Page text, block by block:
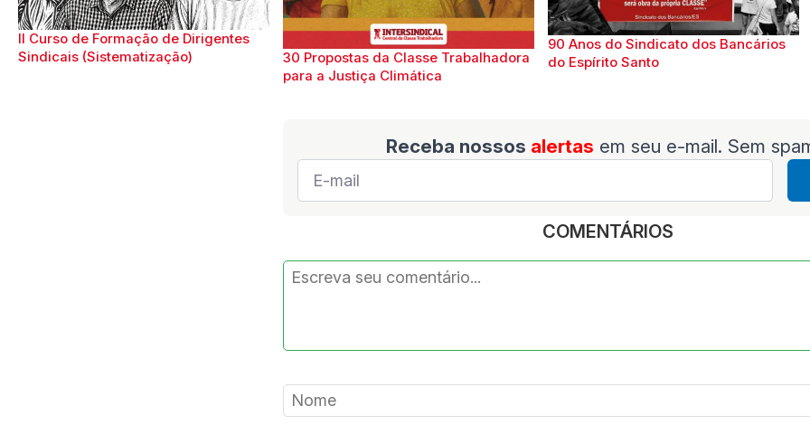
II Curso de Formação de Dirigentes
Sindicais (Sistematização)
30 Propostas da Classe Trabalhadora
para a Justiça Climática
90 Anos do Sindicato dos Bancários
do Espírito Santo
Receba nossos alertas em seu e-mail. Sem
E-
mail
COMENTÁRIOS